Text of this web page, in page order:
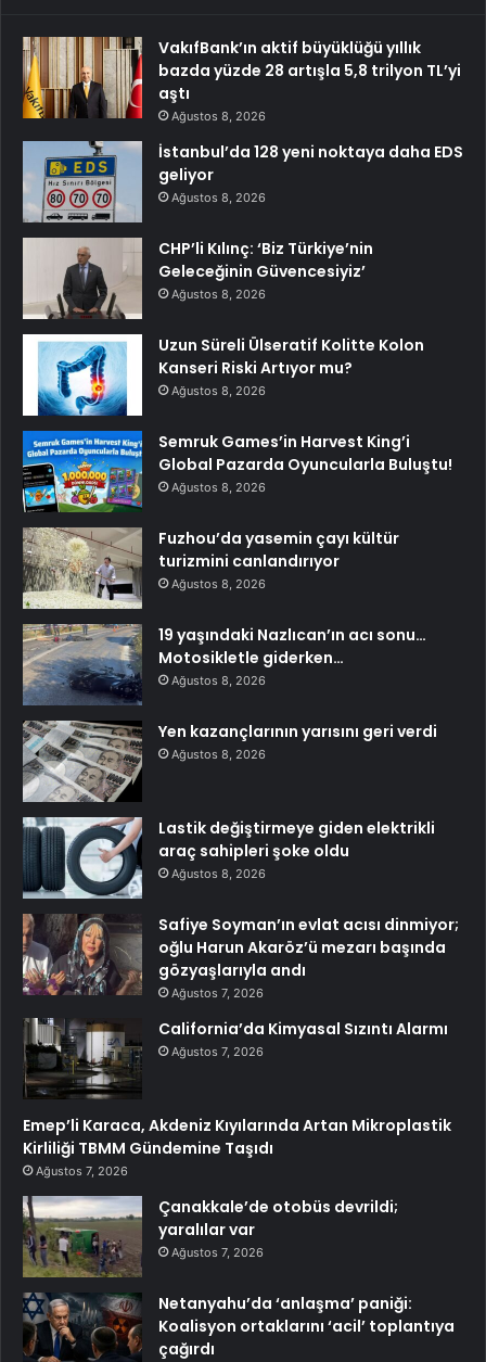
VakıfBank’ın aktif büyüklüğü yıllık
bazda yüzde 28 artışla 5,8 trilyon TL’yi
aştı
Ağustos 8, 2026
İstanbul’da 128 yeni noktaya daha EDS
geliyor
Ağustos 8, 2026
CHP’li Kılınç: ‘Biz Türkiye’nin
Geleceğinin Güvencesiyiz’
Ağustos 8, 2026
Uzun Süreli Ülseratif Kolitte Kolon
Kanseri Riski Artıyor mu?
Ağustos 8, 2026
Semruk Games’in Harvest King’i
Global Pazarda Oyuncularla Buluştu!
Ağustos 8, 2026
Fuzhou’da yasemin çayı kültür
turizmini canlandırıyor
Ağustos 8, 2026
19 yaşındaki Nazlıcan’ın acı sonu…
Motosikletle giderken…
Ağustos 8, 2026
Yen kazançlarının yarısını geri verdi
Ağustos 8, 2026
Lastik değiştirmeye giden elektrikli
araç sahipleri şoke oldu
Ağustos 8, 2026
Safiye Soyman’ın evlat acısı dinmiyor;
oğlu Harun Akaröz’ü mezarı başında
gözyaşlarıyla andı
Ağustos 7, 2026
California’da Kimyasal Sızıntı Alarmı
Ağustos 7, 2026
Emep’li Karaca, Akdeniz Kıyılarında Artan Mikroplastik
Kirliliği TBMM Gündemine Taşıdı
Ağustos 7, 2026
Çanakkale’de otobüs devrildi;
yaralılar var
Ağustos 7, 2026
Netanyahu’da ‘anlaşma’ paniği:
Koalisyon ortaklarını ‘acil’ toplantıya
çağırdı